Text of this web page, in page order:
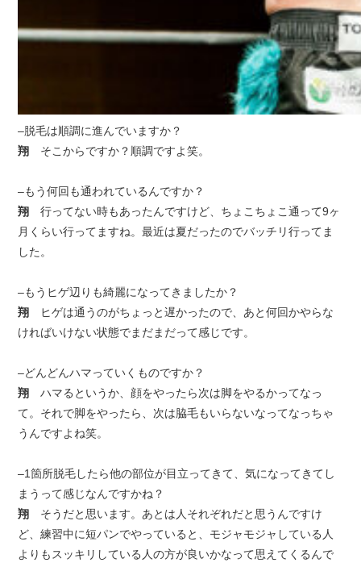
–脱毛は順調に進んでいますか？
翔 そこからですか？順調ですよ笑。
–もう何回も通われているんですか？
翔 行ってない時もあったんですけど、ちょこちょこ通って9ヶ
月くらい行ってますね。最近は夏だったのでバッチリ行ってま
した。
–もうヒゲ辺りも綺麗になってきましたか？
翔 ヒゲは通うのがちょっと遅かったので、あと何回かやらな
ければいけない状態でまだまだって感じです。
–どんどんハマっていくものですか？
翔 ハマるというか、顔をやったら次は脚をやるかってなっ
て。それで脚をやったら、次は脇毛もいらないなってなっちゃ
うんですよね笑。
–1箇所脱毛したら他の部位が目立ってきて、気になってきてし
まうって感じなんですかね？
翔 そうだと思います。あとは人それぞれだと思うんですけ
ど、練習中に短パンでやっていると、モジャモジャしている人
よりもスッキリしている人の方が良いかなって思えてくるんで